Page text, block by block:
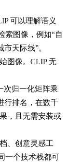
可以理解语义
索图像，例如“自
天际线”。
图像。CLIP 无
次归一化矩阵乘
行排名，在数千
，且无需安装或
、创意灵感工
一个技术栈都可